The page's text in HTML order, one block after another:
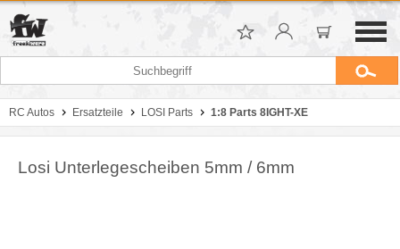
RC Autos Ersatzteile LOSI Parts 1:8 Parts 8IGHT-XE
Losi Unterlegescheiben 5mm / 6mm